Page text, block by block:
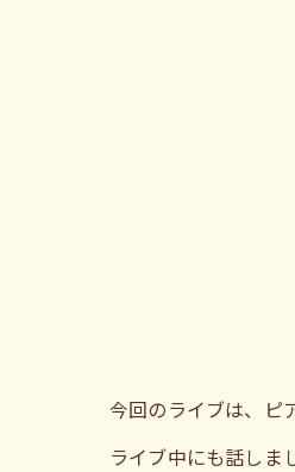
今回のライブは、ピ
ライブ中にも話しま